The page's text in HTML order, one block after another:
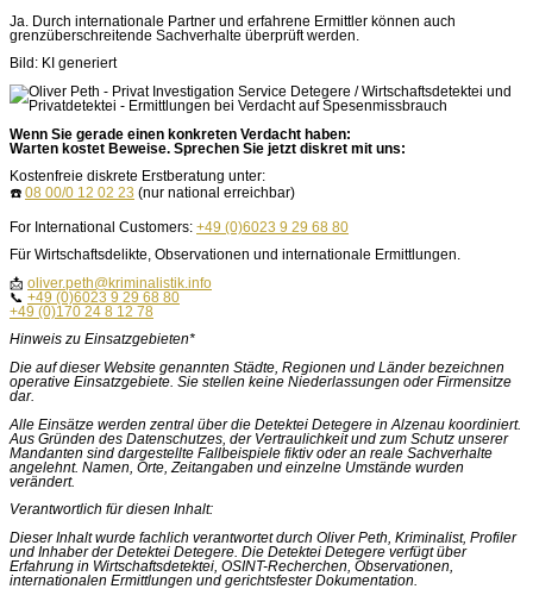
Ja. Durch internationale Partner und erfahrene Ermittler können auch
grenzüberschreitende Sachverhalte überprüft werden.
Bild: KI generiert
Wenn Sie gerade einen konkreten Verdacht haben:
Warten kostet Beweise. Sprechen Sie jetzt diskret mit uns:
Kostenfreie diskrete Erstberatung unter:
☎️ 08 00/0 12 02 23 (nur national erreichbar)
For International Customers: +49 (0)6023 9 29 68 80
Für Wirtschaftsdelikte, Observationen und internationale Ermittlungen.
📩 oliver.peth@kriminalistik.info
📞 +49 (0)6023 9 29 68 80
+49 (0)170 24 8 12 78
Hinweis zu Einsatzgebieten*
Die auf dieser Website genannten Städte, Regionen und Länder bezeichnen
operative Einsatzgebiete. Sie stellen keine Niederlassungen oder Firmensitze
dar.
Alle Einsätze werden zentral über die Detektei Detegere in Alzenau koordiniert.
Aus Gründen des Datenschutzes, der Vertraulichkeit und zum Schutz unserer
Mandanten sind dargestellte Fallbeispiele fiktiv oder an reale Sachverhalte
angelehnt. Namen, Orte, Zeitangaben und einzelne Umstände wurden
verändert.
Verantwortlich für diesen Inhalt:
Dieser Inhalt wurde fachlich verantwortet durch Oliver Peth, Kriminalist, Profiler
und Inhaber der Detektei Detegere. Die Detektei Detegere verfügt über
Erfahrung in Wirtschaftsdetektei, OSINT-Recherchen, Observationen,
internationalen Ermittlungen und gerichtsfester Dokumentation.